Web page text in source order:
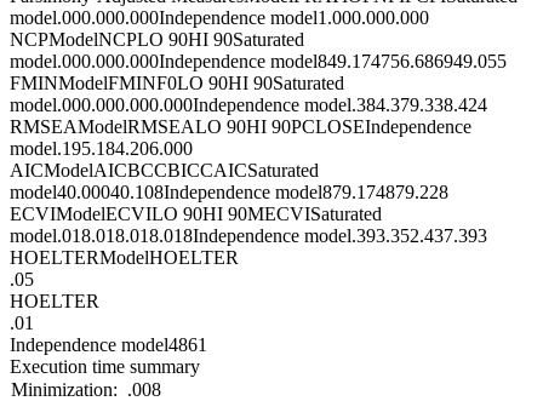
model.000.000.000Independence model1.000.000.000
NCPModelNCPLO 90HI 90Saturated
model.000.000.000Independence model849.174756.686949.055
FMINModelFMINF0LO 90HI 90Saturated
model.000.000.000.000Independence model.384.379.338.424
RMSEAModelRMSEALO 90HI 90PCLOSEIndependence
model.195.184.206.000
AICModelAICBCCBICCAICSaturated
model40.00040.108Independence model879.174879.228
ECVIModelECVILO 90HI 90MECVISaturated
model.018.018.018.018Independence model.393.352.437.393
HOELTERModelHOELTER
.05
HOELTER
.01
Independence model4861
Execution time summary
Minimization: .008